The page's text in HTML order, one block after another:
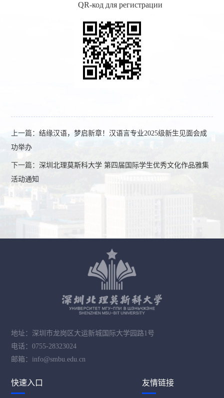
QR-код для регистрации
上一篇：结缘汉语，梦启新章！汉语言专业2025级新生见面会成
功举办
下一篇：深圳北理莫斯科大学 第四届国际学生优秀文化作品雅集
活动通知
地址：深圳市龙岗区大运新城国际大学园路1号
电话：0755-28323024
邮箱：info@smbu.edu.cn
快速入口 友情链接